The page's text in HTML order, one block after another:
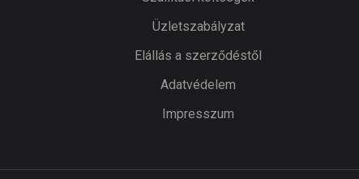
Üzletszabályzat
Elállás a szerződéstől
Adatvédelem
Impresszum